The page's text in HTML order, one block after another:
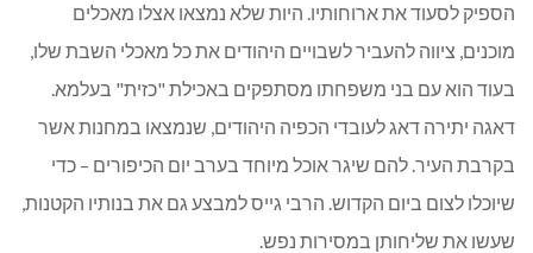
הספיק לסעוד את ארוחותיו. היות שלא נמצאו אצלו מאכלים
מוכנים, ציווה להעביר לשבויים היהודים את כל מאכלי השבת שלו,
בעוד הוא עם בני משפחתו מסתפקים באכילת "כזית" בעלמא.
דאגה יתירה דאג לעובדי הכפיה היהודים, שנמצאו במחנות אשר
בקרבת העיר. להם שיגר אוכל מיוחד בערב יום הכיפורים – כדי
שיוכלו לצום ביום הקדוש. הרבי גייס למבצע גם את בנותיו הקטנות,
שעשו את שליחותן במסירות נפש.